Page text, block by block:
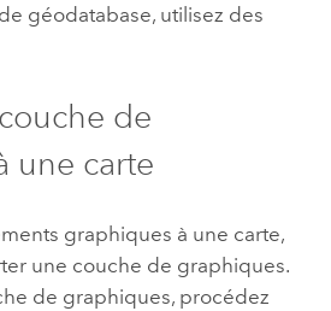
géodatabase, utilisez des
de
une carte
graphiques à une carte,
une couche de graphiques.
de graphiques, procédez